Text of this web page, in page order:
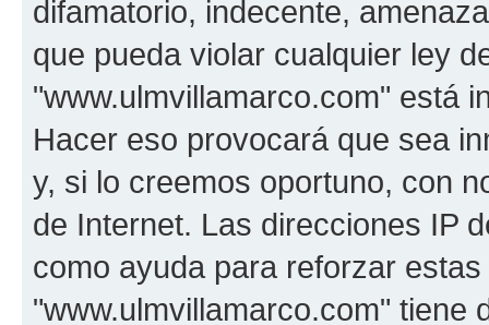
difamatorio, indecente,
que pueda violar cualquier ley
"www.ulmvillamarco.com" está
Hacer eso provocará que sea
y, si lo creemos oportuno, con
de Internet. Las direcciones IP
como ayuda para reforzar
"www.ulmvillamarco.com" tiene